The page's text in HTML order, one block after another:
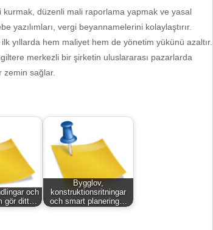
düzenli mali raporlama yapmak ve yasal
vergi beyannamelerini kolaylaştırır.
yıllarda hem maliyet hem de yönetim yükünü azaltır.
merkezli bir şirketin uluslararası pazarlarda
zemin sağlar.
och
gör ditt…
Bygglov,
konstruktionsritningar
och smart planering…